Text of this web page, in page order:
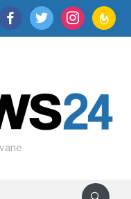
facebooktwitter instagram